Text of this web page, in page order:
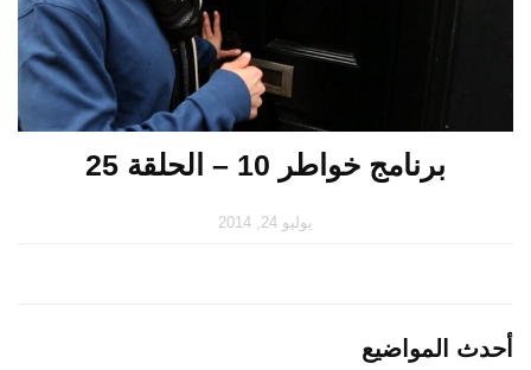
برنامج خواطر 10 – الحلقة 25
يوليو 24, 2014
أحدث المواضيع